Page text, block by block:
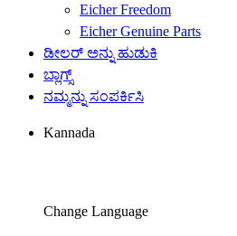
Eicher Freedom
Eicher Genuine Parts
ಡೀಲರ್ ಅನ್ನು ಹುಡುಕಿ
ಬ್ಲಾಗ್ಸ್
ನಮ್ಮನ್ನು ಸಂಪರ್ಕಿಸಿ
Kannada
Change Language